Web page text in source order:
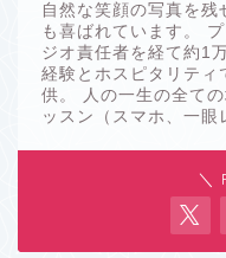
自然な笑顔の写真を残
も喜ばれています。
ジオ責任者を経て約1
経験とホスピタリティ
供。 人の一生の全て
ッスン（スマホ、一眼
＼